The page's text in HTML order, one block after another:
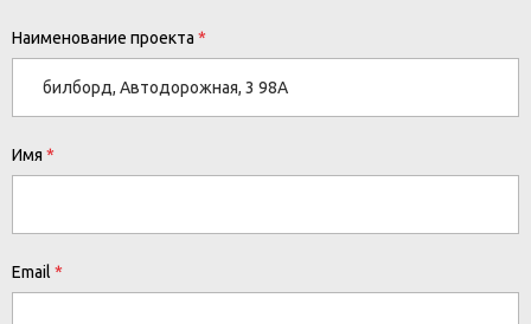
Наименование проекта
Имя
Email